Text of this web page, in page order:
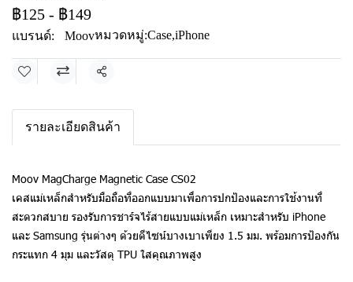
฿125 - ฿149
แบรนด์: Moovหมวดหมู่:Case,iPhone
แชร์
รายละเอียดสินค้า
Moov MagCharge Magnetic Case CS02
เคสแม่เหล็กสำหรับมือถือที่ออกแบบมาเพื่อการปกป้องและการใช้งานที่
สะดวกสบาย รองรับการชาร์จไร้สายแบบแม่เหล็ก เหมาะสำหรับ iPhone
และ Samsung รุ่นต่างๆ ด้วยดีไซน์บางเบาเพียง 1.5 มม. พร้อมการป้องกัน
กระแทก 4 มุม และวัสดุ TPU ใสคุณภาพสูง